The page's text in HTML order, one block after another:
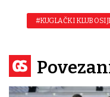
#KUGLAČKI KLUB